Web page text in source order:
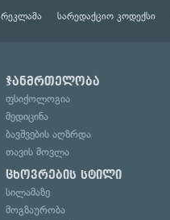
რეკლამა სარედაქციო კოდექსი
ჯანმრთელობა
ფსიქოლოგია
მედიცინა
ბავშვების აღზრდა
თავის მოვლა
ცხოვრების სტილი
სილამაზე
მოგზაურობა